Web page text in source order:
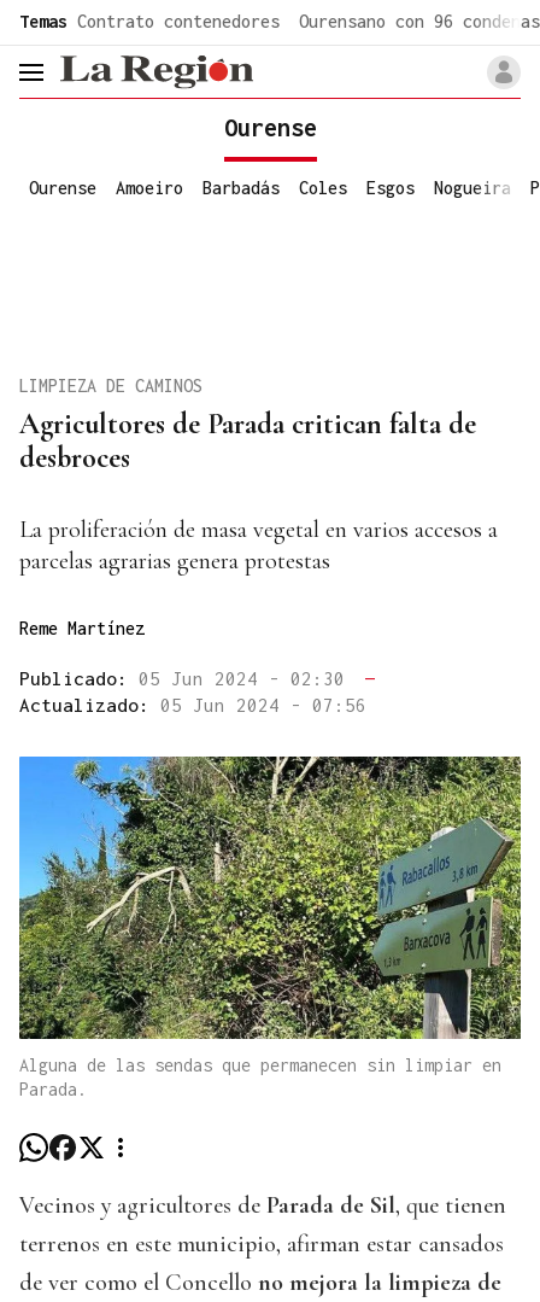
Temas Contrato contenedores Ourensano con 96 condenas
header.menu.open
Ourense
Ourense Amoeiro Barbadás Coles Esgos Nogueira
Agricultores de Parada critican falta de
desbroces
LIMPIEZA DE CAMINOS
La proliferación de masa vegetal en varios accesos a
parcelas agrarias genera protestas
Reme Martínez
Publicado: 05 Jun 2024 - 02:30
—
Actualizado: 05 Jun 2024 - 07:56
Alguna de las sendas que permanecen sin limpiar en
Parada.
Vecinos y agricultores de Parada de Sil, que tienen
terrenos en este municipio, afirman estar cansados
de ver como el Concello no mejora la limpieza de